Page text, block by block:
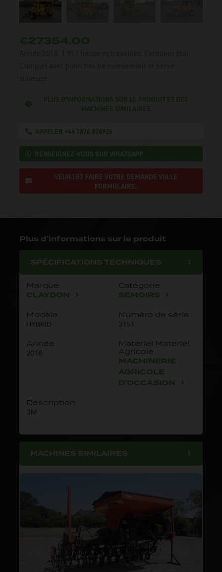
€27354.00
PLUS D'INFORMATIONS SUR LE PRODUIT ET DES
MACHINES SIMILAIRES
APPELER +44 7876 876926
RENSEIGNEZ-VOUS SUR WHATSAPP
VEUILLEZ FAIRE VOTRE DEMANDE VIA LE
FORMULAIRE.
Plus d'informations sur le produit
SPÉCIFICATIONS TECHNIQUES
Marque
CLAYDON
Catégorie
SEMOIRS
Modèle
HYBRID
Description
3M
Numéro de série
3151
Année
2016
Materiel Materiel
Agricole
MACHINERIE
AGRICOLE
D'OCCASION
MACHINES SIMILAIRES